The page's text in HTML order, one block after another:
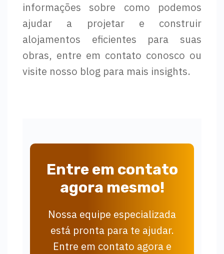
informações sobre como podemos
ajudar a projetar e construir
alojamentos eficientes para suas
obras, entre em contato conosco ou
visite nosso blog para mais insights.
Entre em contato
agora mesmo!
Nossa equipe especializada
está pronta para te ajudar.
Entre em contato agora e